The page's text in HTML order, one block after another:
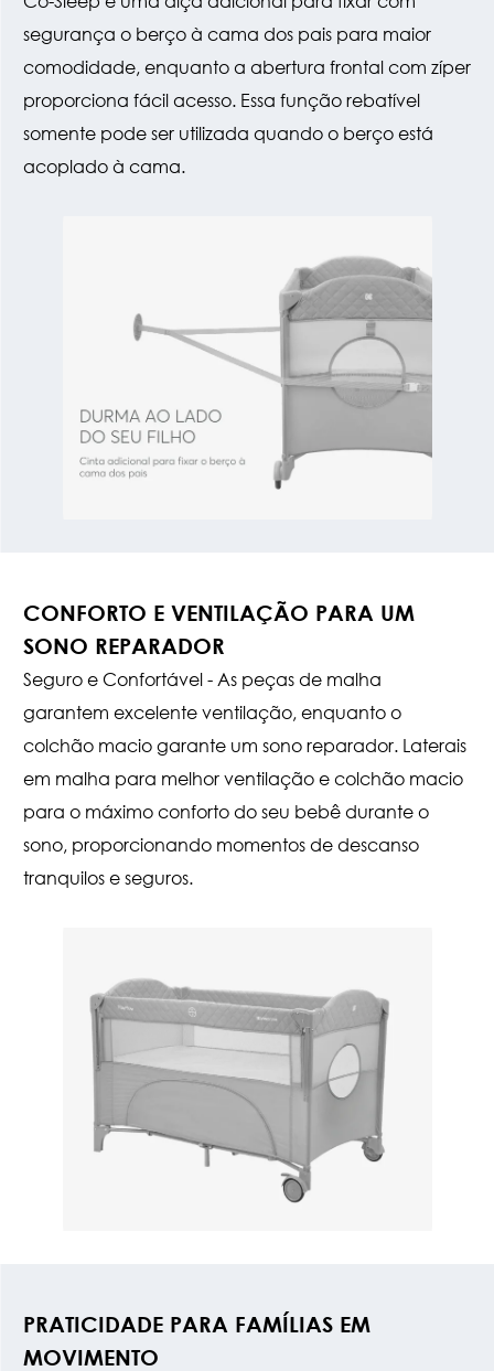
segurança o berço à cama dos pais para maior
comodidade, enquanto a abertura frontal com zíper
proporciona fácil acesso. Essa função rebatível
somente pode ser utilizada quando o berço está
acoplado à cama.
CONFORTO E VENTILAÇÃO PARA UM
SONO REPARADOR
Seguro e Confortável - As peças de malha
garantem excelente ventilação, enquanto o
colchão macio garante um sono reparador. Laterais
em malha para melhor ventilação e colchão macio
para o máximo conforto do seu bebê durante o
sono, proporcionando momentos de descanso
tranquilos e seguros.
PRATICIDADE PARA FAMÍLIAS EM
MOVIMENTO